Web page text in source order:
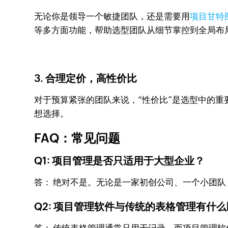
无论你是领导一个敏捷团队，还是需要用项目甘特
等多方面功能，帮助选型团队从细节掌控到全局
3. 合理定价，高性价比
对于预算紧张的团队来说，“性价比”是选型中的
想选择。
FAQ：常见问题
Q1: 项目管理是否只适用于大型企业？
答： 绝对不是。无论是一家初创公司、一个小团
Q2: 项目管理软件与传统的表格管理有什